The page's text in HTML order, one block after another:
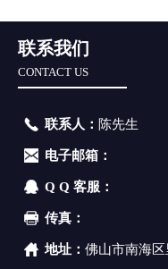
联系我们
CONTACT US
联系人： 陈先生
电子邮箱：
Q Q 客服：
传真：
地址： 佛山市南海区